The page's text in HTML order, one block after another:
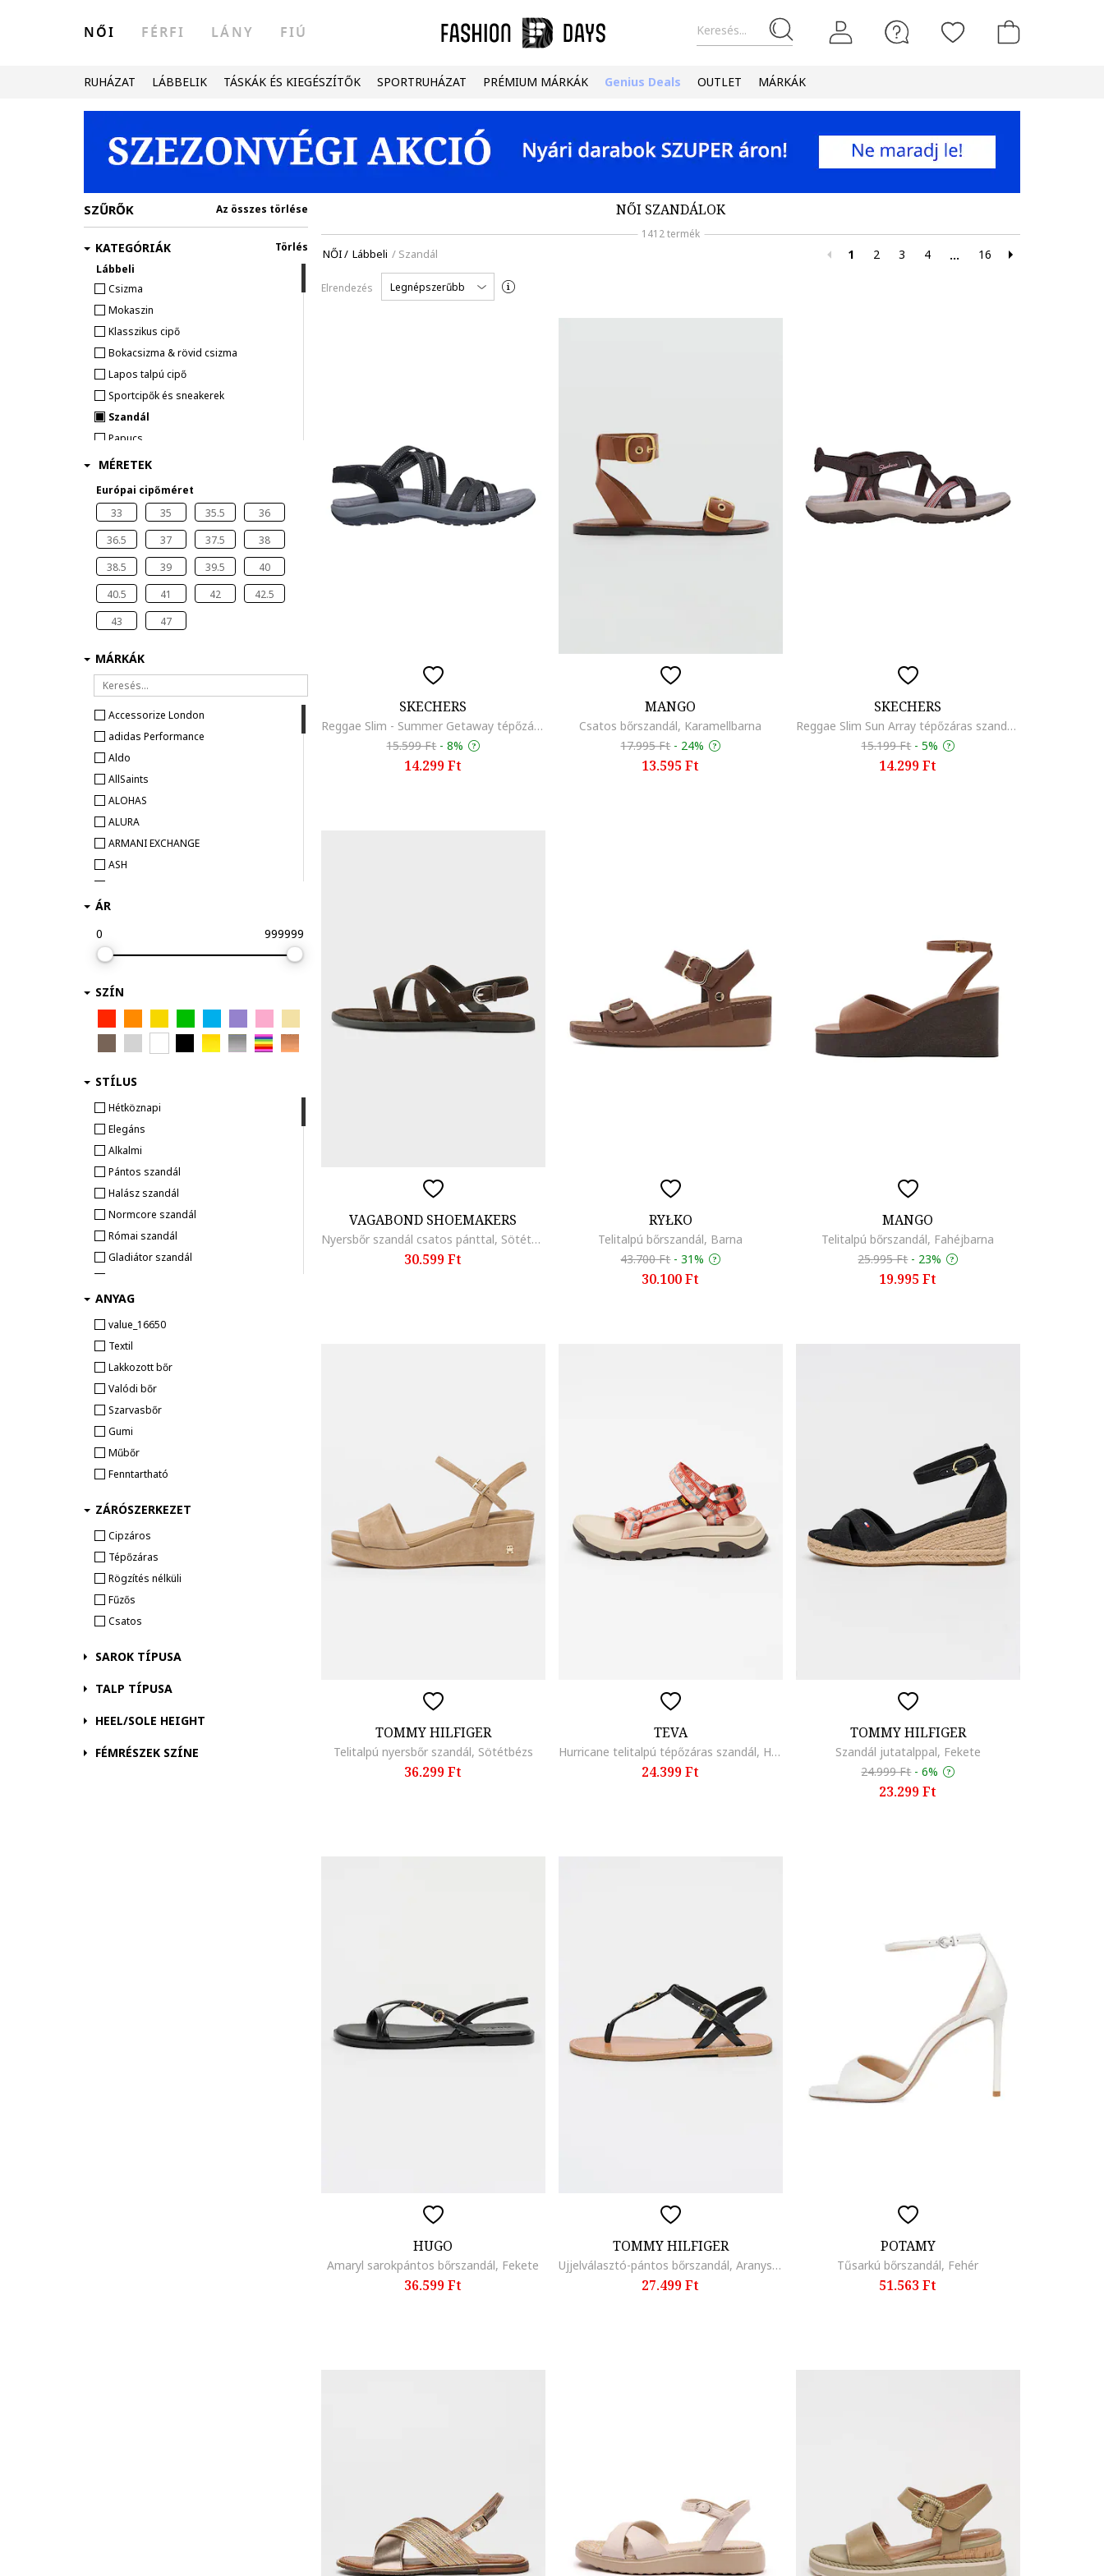
Keresés...
NŐI FÉRFI LÁNY FIÚ
RUHÁZAT LÁBBELIK TÁSKÁK ÉS KIEGÉSZÍTŐK SPORTRUHÁZAT PRÉMIUM MÁRKÁK Genius Deals OUTLET MÁRKÁK
NŐI SZANDÁLOK
1412 termék
NŐI/ Lábbeli / Szandál 1 2 3 4 ... 16
Elrendezés Legnépszerűbb
SKECHERS
Reggae Slim - Summer Getaway tépőzáras textilszandál, Fekete
15.599 Ft -8%
14.299 Ft
MANGO
Csatos bőrszandál, Karamellbarna
17.995 Ft - 24%
13.595 Ft
SKECHERS
Reggae Slim Sun Array tépőzáras szandál, Sötétbarna/Rózsaszín
15.199 Ft -5%
14.299 Ft
VAGABOND SHOEMAKERS
Nyersbőr szandál csatos pánttal, Sötétbarna
30.599 Ft
RYŁKO
Telitalpú bőrszandál, Barna
43.700 Ft -31%
30.100 Ft
MANGO
Telitalpú bőrszandál, Fahéjbarna
25.995 Ft - 23%
19.995 Ft
TOMMY HILFIGER
Telitalpú nyersbőr szandál, Sötétbézs
36.299 Ft
TEVA
Hurricane telitalpú tépőzáras szandál, Halványpiros
24.399 Ft
TOMMY HILFIGER
Szandál jutatalppal, Fekete
24.999 Ft -6%
23.299 Ft
HUGO
Amaryl sarokpántos bőrszandál, Fekete
36.599 Ft
TOMMY HILFIGER
Ujjelválasztó-pántos bőrszandál, Aranyszín/Fekete
27.499 Ft
POTAMY
Tűsarkú bőrszandál, Fehér
51.563 Ft
SZŰRŐK Az összes törlése
KATEGÓRIÁK
Lábbeli
Csizma
Mokaszin
Klasszikus cipő
Bokacsizma & rövid csizma
Lapos talpú cipő
Sportcipők és sneakerek
Szandál
Papucs
Espadrilles lábbelik
Törlés
MÉRETEK
Európai cipőméret
33
35 35.5
36
36.5
37 37.5
38
38.5
39 39.5
40
40.5
41 42
42.5
43
47
MÁRKÁK
Accessorize London
adidas Performance
Aldo
AllSaints
ALOHAS
ALURA
ARMANI EXCHANGE
ASH
Big Star
Blauer
Bronx
Buffalo
CALVIN KLEIN
CALVIN KLEIN JEANS
Camper
Furla
HUGO
Love Moschino
Manebi
Mango
Marc O'Polo
ÁR
0
999999
SZÍN
STÍLUS
Hétköznapi
Elegáns
Alkalmi
Pántos szandál
Halász szandál
Normcore szandál
Római szandál
Gladiátor szandál
ANYAG
value_16650
Textil
Lakkozott bőr
Valódi bőr
Szarvasbőr
Gumi
Műbőr
Fenntartható
ZÁRÓSZERKEZET
Cipzáros
Tépőzáras
Rögzítés nélküli
Fűzős
Csatos
SAROK TÍPUSA
TALP TÍPUSA
HEEL/SOLE HEIGHT
FÉMRÉSZEK SZÍNE